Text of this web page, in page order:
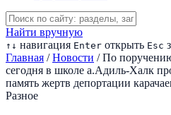
Найти вручную
↑ ↓ навигация Enter открыть Esc
Главная / Новости / По
сегодня в школе а.Адиль-Халк
память жертв депортации
Разное